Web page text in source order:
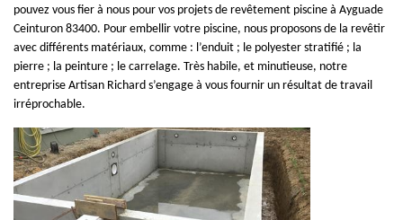
pouvez vous fier à nous pour vos projets de revêtement piscine à Ayguade
Ceinturon 83400. Pour embellir votre piscine, nous proposons de la revêtir
avec différents matériaux, comme : l’enduit ; le polyester stratifié ; la
pierre ; la peinture ; le carrelage. Très habile, et minutieuse, notre
entreprise Artisan Richard s’engage à vous fournir un résultat de travail
irréprochable.